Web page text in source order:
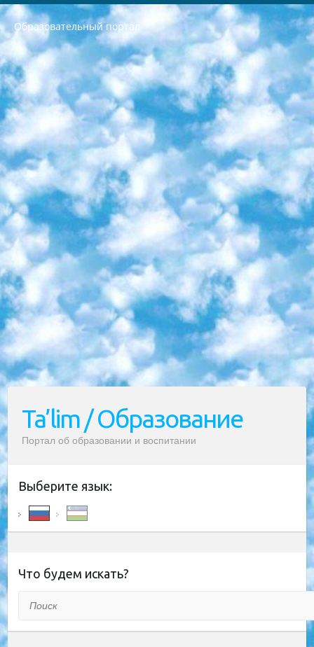
Образовательный портал
РЕСПУБЛИКА УЗБЕКИСТАН МИНИСТРЕРСТВО ДОШКОЛЬНОГО И ШКОЛЬНОГО ОБРАЗОВАНИЯ КОМАНДА в общеобразовательных учреждениях в 2023-2024 учебном году организация и проведение итоговой государственной аттестации обучающихся о Министра дошкольного и школьного образования Республики Узбекистан от 4 марта 2008 года (постановлением Минюста от 20 марта 2008 года № 1778 государственной регистрации) «Итоговое состояние учащихся общего среднего образования на основании положения об утверждении положения об аттестации общего среднего образования выпускной экзамен студентов в образовательных учреждениях в 2023-2024 учебном году В целях организации и прохождения аттестации приказываю: 1. Следующее: перечень предметов, по которым будет проводиться итоговая государственная аттестация и экзамен формы перевода согласно приложению 1; сертификаты международного образца, оценивающие уровень владения иностранными языками перечень согласно приложению 2; 2. Педагогический при специализированных образовательных учреждениях. научно-практический центр квалификации и международной оценки (Д.Давидова) 2024 г. До 25 марта: задания по предметам, по которым будет проводиться итоговая аттестация разработка и утверждение технических условий; итоговая аттестация на основании разработанного предметного задания разработка вопросов по предметам (устно и письменно), экзамен передача; общеобразовательные средние школы и специальные учебные заведения учащиеся выпускных классов школ и интернатов в агентской системе подготовка базы данных экзаменационных материалов и критериев оценки; перевод базы экзаменационных материалов на все языки обучения подать в Республиканский образовательный центр для изготовления; варианты экзаменов на основе разработанных контрольных материалов пусть будут поставлены задачи формирования. 3. Республиканский образовательный центр (Ш.Худайкулов) до 5 апреля 2024 года. до: база данных предоставленных экзаменационных материалов на все языки обучения перевод и экспертиза; для слепых, слабовидящих, глухих, слабослышащих и умственно отсталых детей учащиеся выпускных классов специализированных школ и школ-интернатов база данных экзаменационных материалов на всех преподаваемых языках подготовка критериев оценки; специализированные школы для умственно отсталых детей и технологии для учащихся выпускных классов школ-интернатов разработка соответствующих рекомендаций и критериев проведения ЕГЭ по естествознанию давать задания. 4. Педагогический при специализированных образовательных учреждениях. Научно-практический центр навыков и международной оценки (Д.Давидова), Республика образовательный центр (Худайкулов Ш.) итоговый государственный аттестационный экзамен ориентирован на творческое и логическое мышление при подготовке базы материалов учитывать введение заданий. 5. Следует отметить, что: сертификат государственного образца о знании общеобразовательного предмета и как минимум национальный уровень B1 по предметам на иностранных языках, указанным в Приложении 2. или международно признанный сертификат эквивалентного уровня студенты, изучающие определенный предмет, освобождаются от экзамена; по соответствующим предметам запланирована итоговая государственная аттестация за день до дня, путем жеребьевки Рабочей группой (в письменной форме по предметам, проводимым в форме) из числа сформированных вариантов выбрано 2 варианта; 2 выбранных варианта экзамена анонсированы на официальном сайте министерства и все выпускники по всей стране на основе этих вариантов проводит итоговую государственную аттестацию. 6. Государственное образование учащихся средних общеобразовательных учреждений. знания в соответствии с квалификационными требованиями, которые необходимо приобрести на основании стандартов итоговый (выпускной) контроль для 9 и 11 классов в целях тестирования Экзамены (далее – экзамены) состоят из предметов, перечисленных в приложении 1. будет сделано. 7. Экзамены пройдут с 26 мая по 15 июня 2024 г. (кроме науки физического воспитания). 8. Физическая для учащихся 9 классов общесредних образовательных учреждений. Экзамены по предмету «Образование, квалификация медицина» 1-6 мая 2024 года. сотрудники перевести под присмотр (с отклонениями в физическом или умственном развитии) специализированная школа для детей, школы-интернаты и со сколиозом школы-интернаты санаторного типа для больных детей исключены). 9. Он был слепым, слабовидящим и имел нарушения опорно-двигательного аппарата. экзамены в специализированных школах и интернатах для детей должны проводиться исходя из требований, предъявляемых к общеобразовательным учреждениям (физкультура кроме науки). 10. Специализированная школа для глухих и слабослышащих детей. и экзамены в интернатах и быть реализован в виде письменного теста по математике. 11. Специальность для умственно отсталых детей. Для 9 класса Родной язык и литературное письмо Государственный язык (язык обучения – узбекский). для неклассов) написано Математическое письмо Письменная/устная история Узбекистана Физическое воспитание практично Итоговый контроль Для 11 класса Написание родного языка и литературы (эссе) Математическое письмо Узбекский язык (обучение на узбекском языке) не посещающее общее среднее образование для учреждений)/Образовательное учреждение выбор письменный и устный Иностранный язык письменный/устный Письменная/устная история Узбекистана *По выбору студента:  Химия  Физика  Основы государственного права  География 10 бесплатных образовательных ресурсов - Мы составили подборку онлайн-проектов с интерактивными упражнениями, видеолекциями и статьями. Они помогут вам обрести новые и освежить старые знания бесплатно. 1. «ИНТУИТ» Старейшая образовательная площадка Рунета. Здесь вы найдёте сотни текстовых и видеокурсов на десятки различных тем — от программирования до психологии. Многие курсы подготовлены российскими университетами и крупными международными компаниями вроде Intel и Microsoft. Самостоятельное обучение бесплатное, но желающие могут оплатить услуги персональных наставников. 2. «Смартия» знакомит с актуальными профессиями и подсказывает, как им обучаться. Выбрав заинтересовавшую вас специальность — SMM-специалист, фотограф, веб-дизайнер или другую, — увидите список необходимых для неё умений. Чтобы вы могли освоить их самостоятельно, для каждого умения площадка отображает подборку ссылок на учебные материалы. Хотя «Смартия» ориентируется на русскоязычную аудиторию, часть контента всё же доступна только на английском. 3. «Лекторий Физтеха» Проект Московского физико-технического института (Физтеха). С его помощью вы можете смотреть онлайн серии лекций, записанные на видео в этом вузе. В числе доступных предметов — физика, биология, химия, информационные технологии и другие. К некоторым лекциям администрация ресурса прилагает готовые конспекты, которые можно скачивать в PDF-формате. 4. ITMOcourses Онлайн-площадка Санкт-Петербургского национального исследовательского университета информационных технологий, механики и оптики (ИТМО). Ресурс предоставляет свободный доступ к курсам, разработанным в этом вузе. Каталог материалов разбит на четыре категории: «Оптические системы и технологии», «Приборостроение и робототехника», «Информационные технологии» и «Биотехнологии». Курсы состоят из видеолекций, интерактивных демонстраций и заданий. 5. «КиберЛенинка» Электронная научная библиотека открытого доступа. Каталог площадки регулярно обрастает текстами статей из различных научных изданий. Сгруппированные по журналам и рубрикам публикации можно читать онлайн или скачивать целиком в PDF-формате. Проект нацелен на популяризацию науки за счёт открытого доступа к качественной информации. 6. «ПостНаука» На этом ресурсе публикуют подборки видеолекций, составленные экспертами из разных отраслей и объединённые общими темами. Среди них, к примеру, есть серии «Биоинформатика и геномика», «Культура средневековой Скандинавии» и Cinema Studies о теории кино. Каждая подборка лекций — логически связанная история, рассказанная экспертом от первого лица. Кроме того, на сайте появляются научно-образовательные статьи и тесты на разные темы. 7. «Newочём» Команда проекта «Newочём» отбирает самые интересные тексты из англоязычных СМИ и переводит те из них, за которые голосуют участники сообщества «ВКонтакте». По большей части это научно-популярные статьи. Редакторы придумывают лишь заголовки, в остальном содержание переводов соответствует оригиналам. Полные тексты можно читать прямо в социальной сети. 8. InternetUrok Онлайн-база материалов по основным дисциплинам школьной программы. Информация на сайте структурирована по классам, предметам и темам (урокам). Каждый урок состоит из видеолекций и конспектов. Есть также интерактивные тренажёры и тесты для закрепления пройденного материала. Даже если вы давно окончили школу, возможность повторить программу старших классов всегда может пригодиться. 9. Edutainme Ещё один ресурс об образовании. В отличие от Newtonew, как мне кажется, Edutainme больше ориентируется на представителей индустрии: педагогов, предпринимателей, разработчиков образовательных проектов. Но и любой, кто просто стремится к саморазвитию, найдёт на сайте много полезного и интересного для себя. Например, информацию о новых курсах и образовательных сервисах. 10. Newtonew Онлайн-медиа об образовании и обучении в широком смысле. Авторы Newtonew пишут об инструментах, заведениях, тактиках и стратегиях, которые помогают учить других и получать новые знания самостоятельно. На этой площадке вы найдёте новости, обзоры, аналитические мат
Ta’lim / Образование
Портал об образовании и воспитании
Выберите язык:
Что будем искать?